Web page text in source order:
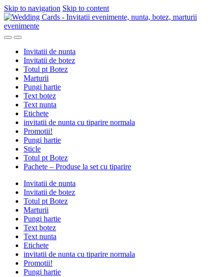
Skip to navigation Skip to content
Invitatii de nunta
Invitatii de botez
Totul pt Botez
Marturii
Pungi hartie
Text botez
Text nunta
Etichete
invitatii de nunta cu tiparire normala
Promotii!
Pungi hartie
Sticle
Totul pt Botez
Pachete – Produse la set cu tiparire
Invitatii de nunta
Invitatii de botez
Totul pt Botez
Marturii
Pungi hartie
Text botez
Text nunta
Etichete
invitatii de nunta cu tiparire normala
Promotii!
Pungi hartie